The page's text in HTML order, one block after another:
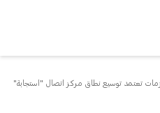
تعتمد توسيع نطاق مركز اتصال "استجابة"